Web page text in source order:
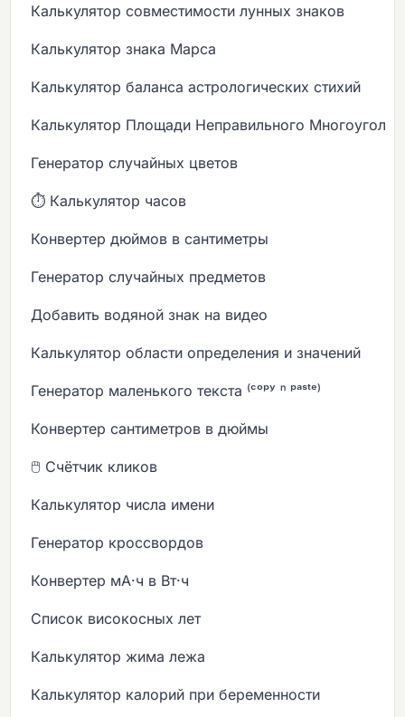
Калькулятор совместимости лунных знаков
Калькулятор знака Марса
Калькулятор баланса астрологических стихий
Калькулятор Площади Неправильного
Генератор случайных цветов
⏱️ Калькулятор часов
Конвертер дюймов в сантиметры
Генератор случайных предметов
Добавить водяной знак на видео
Калькулятор области определения и значений
Генератор маленького текста ⁽ᶜᵒᵖʸ ⁿ ᵖᵃˢᵗᵉ⁾
Конвертер сантиметров в дюймы
🖱️ Счётчик кликов
Калькулятор числа имени
Генератор кроссвордов
Конвертер мА·ч в Вт·ч
Список високосных лет
Калькулятор жима лежа
Калькулятор калорий при беременности